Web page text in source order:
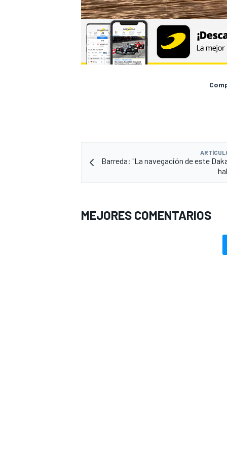
Barreda: "La navegación de este
MEJORES COMENTARIOS